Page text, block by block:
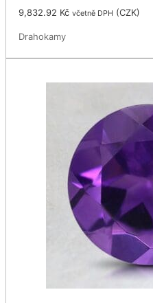
9,832.92 Kč včetně DPH (CZK)
Drahokamy